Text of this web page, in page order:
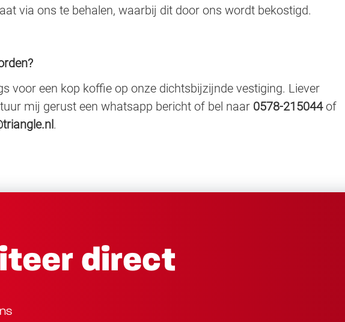
via ons te behalen, waarbij dit door ons wordt bekostigd.
voor een kop koffie op onze dichtsbijzijnde vestiging. Liever
mij gerust een whatsapp bericht of bel naar 0578-215044of
.
direct